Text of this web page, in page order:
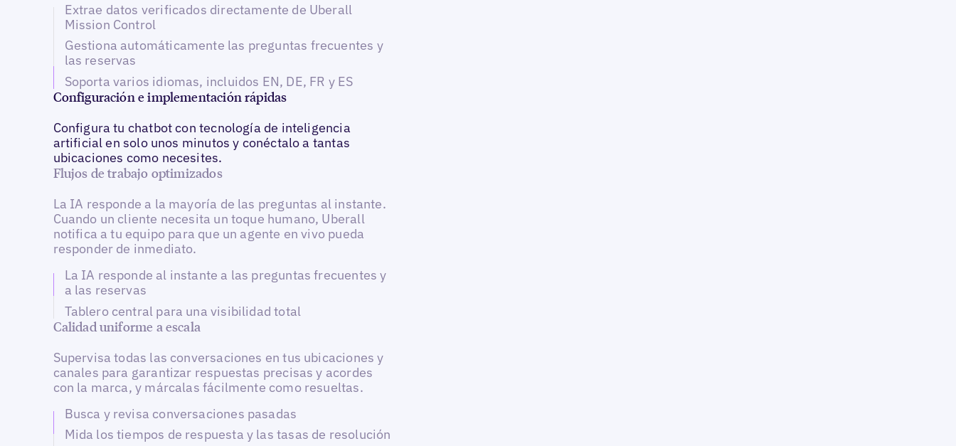
Extrae datos verificados directamente de Uberall
Mission Control
Gestiona automáticamente las preguntas frecuentes y
las reservas
Soporta varios idiomas, incluidos EN, DE, FR y ES
Configuración e implementación rápidas
Configura tu chatbot con tecnología de inteligencia
artificial en solo unos minutos y conéctalo a tantas
ubicaciones como necesites.
Flujos de trabajo optimizados
La IA responde a la mayoría de las preguntas al instante.
Cuando un cliente necesita un toque humano, Uberall
notifica a tu equipo para que un agente en vivo pueda
responder de inmediato.
La IA responde al instante a las preguntas frecuentes y
a las reservas
Tablero central para una visibilidad total
Calidad uniforme a escala
Supervisa todas las conversaciones en tus ubicaciones y
canales para garantizar respuestas precisas y acordes
con la marca, y márcalas fácilmente como resueltas.
Busca y revisa conversaciones pasadas
Mida los tiempos de respuesta y las tasas de resolución